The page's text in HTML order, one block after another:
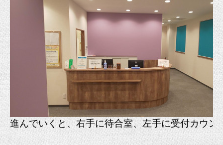
進んでいくと、右手に待合室、左手に受付カウン